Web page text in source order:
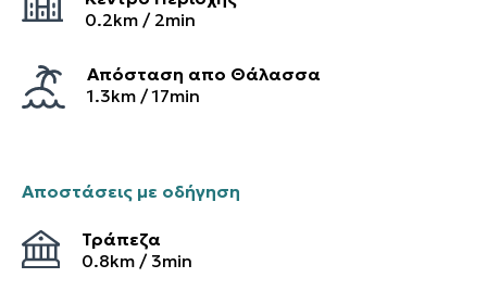
0.2km / 2min
Απόσταση απο Θάλασσα
1.3km / 17min
Αποστάσεις με οδήγηση
Τράπεζα
0.8km / 3min